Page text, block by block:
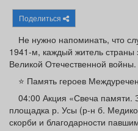
Афиша Обучение
Товары
Поделиться
Не нужно напоминать, что
1941-м, каждый житель страны
Великой Отечественной войны.
⭐️ Память героев
04:00 Акция «Свеча памяти.
площадка р. Усы (р-н б.
скорби и благодарности